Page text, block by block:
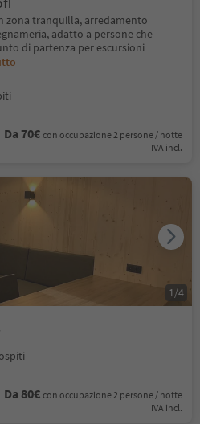
zona tranquilla, arredamento
adatto a persone che
di partenza per escursioni
Da 70€ con occupazione 2 persone / notte
IVA incl.
Da 80€ con occupazione 2 persone / notte
IVA incl.
1/4